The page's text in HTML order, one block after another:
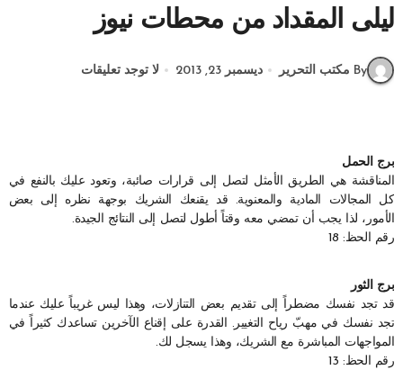
ليلى المقداد من محطات نيوز
By مكتب التحرير ديسمبر 23, 2013 لا توجد تعليقات
برج الحمل
المناقشة هي الطريق الأمثل لتصل إلى قرارات صائبة، وتعود عليك بالنفع في
كل المجالات المادية والمعنوية. قد يقنعك الشريك بوجهة نظره إلى بعض
الأمور، لذا يجب أن تمضي معه وقتاً أطول لتصل إلى النتائج الجيدة.
رقم الحظ: 18
برج الثور
قد تجد نفسك مضطراً إلى تقديم بعض التنازلات، وهذا ليس غريباً عليك عندما
تجد نفسك في مهبّ رياح التغيير. القدرة على إقناع الآخرين تساعدك كثيراً في
المواجهات المباشرة مع الشريك، وهذا يسجل لك.
رقم الحظ: 13